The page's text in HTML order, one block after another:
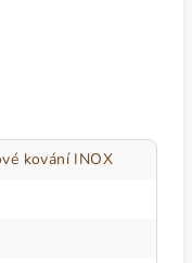
kování INOX